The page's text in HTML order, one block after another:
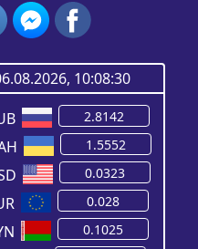
10:08:30